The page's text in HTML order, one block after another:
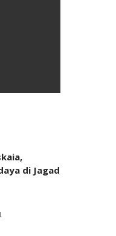
di Jagad